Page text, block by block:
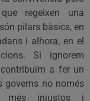
regeixen una
pilars bàsics, en
i alhora, en el
Si ignorem
a fer un
governs no només
més injustos i